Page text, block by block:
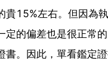
貴15%左右。但因為
定的偏差也是很正常
書。因此，單看鑑定